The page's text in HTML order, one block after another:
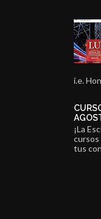
i.e.
¡La
cursos
tus